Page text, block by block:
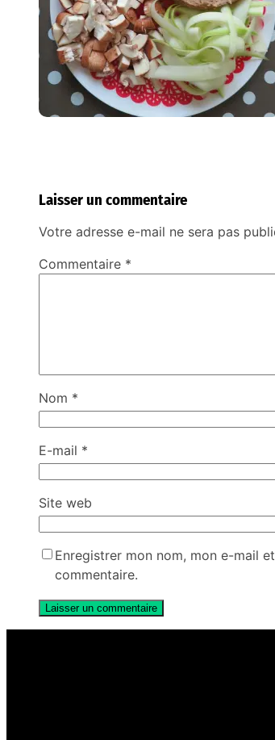
Laisser un commentaire
Votre adresse e-mail ne sera pas
Commentaire *
Nom *
E-mail *
Site web
Enregistrer mon nom, mon e-mail
commentaire.